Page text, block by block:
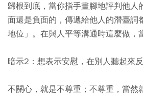
歸根到底，當你指手畫腳地評判他人
面還是負面的，傳遞給他人的潛臺詞
地位」。在與人平等溝通時這麼做，
暗示2：想表示安慰，在別人聽起來
不關心，就是不尊重；不尊重，當然